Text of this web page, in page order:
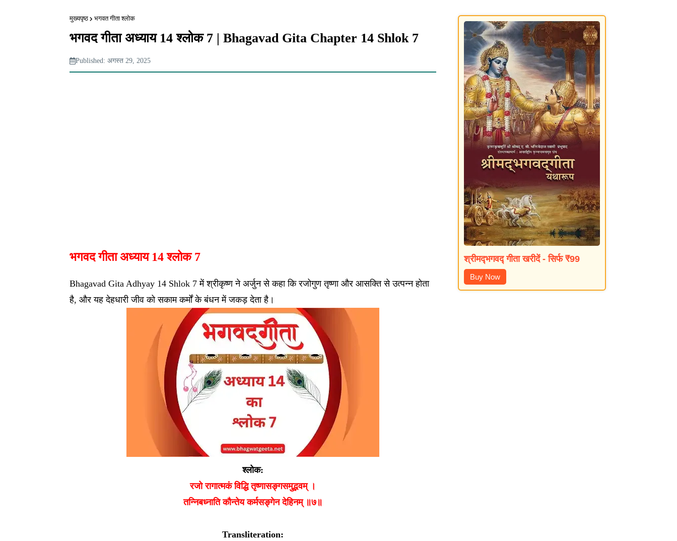
मुख्यपृष्ठ भगवत गीता श्लोक
भगवद गीता अध्याय 14 श्लोक 7 | Bhagavad Gita Chapter 14 Shlok 7
Published: अगस्त 29, 2025
भगवद गीता अध्याय 14 श्लोक 7
Bhagavad Gita Adhyay 14 Shlok 7 में श्रीकृष्ण ने अर्जुन से कहा कि रजोगुण तृष्णा और आसक्ति से उत्पन्न होता
है, और यह देहधारी जीव को सकाम कर्मों के बंधन में जकड़ देता है।
श्लोक:
रजो रागात्मकं विद्धि तृष्णासङ्गसमुद्भवम् ।
तन्निबध्नाति कौन्तेय कर्मसङ्गेन देहिनम् ॥७॥
Transliteration:
श्रीमद्‍भगवद्‍ गीता खरीदें - सिर्फ ₹99
Buy Now